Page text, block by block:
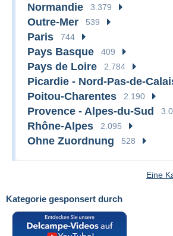
Kategorie gesponsert durch
Normandie 3.379
Outre-Mer 539
Paris 744
Pays Basque 409
Pays de Loire 2.784
Picardie - Nord-Pas-de-
Poitou-Charentes 2.190
Provence - Alpes-du-Sud
Rhône-Alpes 2.095
Ohne Zuordnung 528
Eine